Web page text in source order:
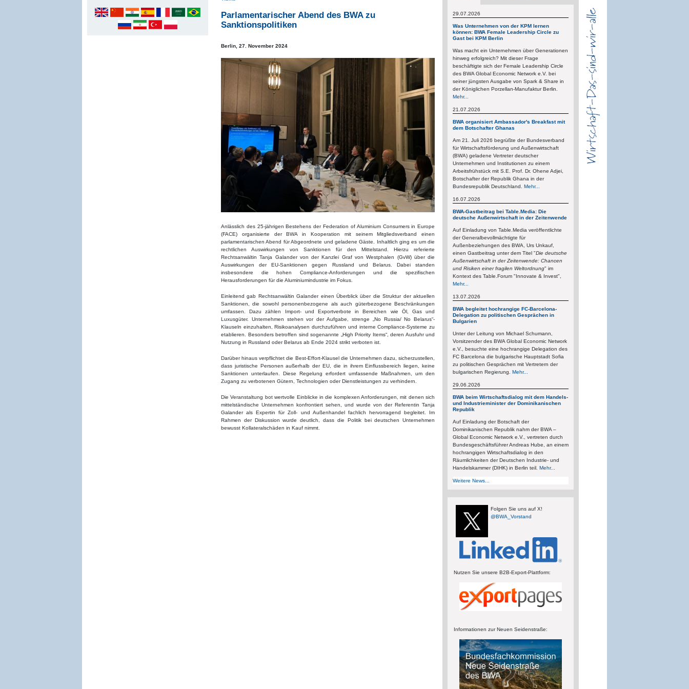
Parlamentarischer Abend des BWA zu
Sanktionspolitiken
Berlin, 27. November 2024
Anlässlich des 25-jährigen Bestehens der Federation of Aluminium Consumers in Europe
(FACE) organisierte der BWA in Kooperation mit seinem Mitgliedsverband einen
parlamentarischen Abend für Abgeordnete und geladene Gäste. Inhaltlich ging es um die
rechtlichen Auswirkungen von Sanktionen für den Mittelstand. Hierzu referierte
Rechtsanwältin Tanja Galander von der Kanzlei Graf von Westphalen (GvW) über die
Auswirkungen der EU-Sanktionen gegen Russland und Belarus. Dabei standen
insbesondere die hohen Compliance-Anforderungen und die spezifischen
Herausforderungen für die Aluminiumindustrie im Fokus.
Einleitend gab Rechtsanwältin Galander einen Überblick über die Struktur der aktuellen
Sanktionen, die sowohl personenbezogene als auch güterbezogene Beschränkungen
umfassen. Dazu zählen Import- und Exportverbote in Bereichen wie Öl, Gas und
Luxusgüter. Unternehmen stehen vor der Aufgabe, strenge „No Russia/ No Belarus“-
Klauseln einzuhalten, Risikoanalysen durchzuführen und interne Compliance-Systeme zu
etablieren. Besonders betroffen sind sogenannte „High Priority Items“, deren Ausfuhr und
Nutzung in Russland oder Belarus ab Ende 2024 strikt verboten ist.
Darüber hinaus verpflichtet die Best-Effort-Klausel die Unternehmen dazu, sicherzustellen,
dass juristische Personen außerhalb der EU, die in ihrem Einflussbereich liegen, keine
Sanktionen unterlaufen. Diese Regelung erfordert umfassende Maßnahmen, um den
Zugang zu verbotenen Gütern, Technologien oder Dienstleistungen zu verhindern.
Die Veranstaltung bot wertvolle Einblicke in die komplexen Anforderungen, mit denen sich
mittelständische Unternehmen konfrontiert sehen, und wurde von der Referentin Tanja
Galander als Expertin für Zoll- und Außenhandel fachlich hervorragend begleitet. Im
Rahmen der Diskussion wurde deutlich, dass die Politik bei deutschen Unternehmen
bewusst Kollateralschäden in Kauf nimmt.
29.07.2026
Was Unternehmen von der KPM lernen
können: BWA Female Leadership Circle zu
Gast bei KPM Berlin
Was macht ein Unternehmen über Generationen
hinweg erfolgreich? Mit dieser Frage
beschäftigte sich der Female Leadership Circle
des BWA Global Economic Network e.V. bei
seiner jüngsten Ausgabe von Spark & Share in
der Königlichen Porzellan-Manufaktur Berlin.
Mehr...
21.07.2026
BWA organisiert Ambassador's Breakfast mit
dem Botschafter Ghanas
Am 21. Juli 2026 begrüßte der Bundesverband
für Wirtschaftsförderung und Außenwirtschaft
(BWA) geladene Vertreter deutscher
Unternehmen und Institutionen zu einem
Arbeitsfrühstück mit S.E. Prof. Dr. Ohene Adjei,
Botschafter der Republik Ghana in der
Bundesrepublik Deutschland.Mehr...
16.07.2026
BWA-Gastbeitrag bei Table.Media: Die
deutsche Außenwirtschaft in der Zeitenwende
Auf Einladung von Table.Media veröffentlichte
der Generalbevollmächtigte für
Außenbeziehungen des BWA, Urs Unkauf,
einen Gastbeitrag unter dem Titel "Die deutsche
Außenwirtschaft in der Zeitenwende: Chancen
und Risiken einer fragilen Weltordnung" im
Kontext des Table.Forum "Innovate & Invest",
Mehr...
13.07.2026
BWA begleitet hochrangige FC-Barcelona-
Delegation zu politischen Gesprächen in
Bulgarien
Unter der Leitung von Michael Schumann,
Vorsitzender des BWA Global Economic Network
e.V., besuchte eine hochrangige Delegation des
FC Barcelona die bulgarische Hauptstadt Sofia
zu politischen Gesprächen mit Vertretern der
bulgarischen Regierung.Mehr...
29.06.2026
BWA beim Wirtschaftsdialog mit dem Handels-
und Industrieminister der Dominikanischen
Republik
Auf Einladung der Botschaft der
Dominikanischen Republik nahm der BWA –
Global Economic Network e.V., vertreten durch
Bundesgeschäftsführer Andreas Hube, an einem
hochrangigen Wirtschaftsdialog in den
Räumlichkeiten der Deutschen Industrie- und
Handelskammer (DIHK) in Berlin teil.Mehr...
Weitere News...
Folgen Sie uns auf X!
@BWA_Vorstand
Nutzen Sie unsere B2B-Export-Plattform:
Informationen zur Neuen Seidenstraße: